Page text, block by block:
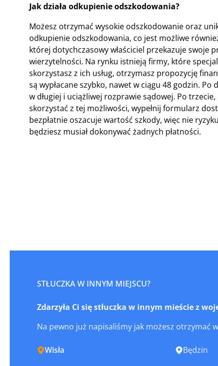
Jak działa odkupienie odszkodowania?
Możesz otrzymać wysokie odszkodowanie oraz
odkupienie odszkodowania, co jest możliwe
której dotychczasowy właściciel przekazuje swoje
wierzytelności. Na rynku istnieją firmy, które
skorzystasz z ich usług, otrzymasz propozycję
są wypłacane szybko, nawet w ciągu 48 godzin.
w długiej i uciążliwej rozprawie sądowej. Po
skorzystać z tej możliwości, wypełnij formularz
bezpłatnie oszacuje wartość szkody, więc nie
będziesz musiał dokonywać żadnych płatności.
STŁUCZKA W INNYM MIEJSCU?
Zdarzyła Ci się stłuczka w innym mieście z
Na pewno już napisaliśmy jak możesz otrzymać
Wisła Będzin